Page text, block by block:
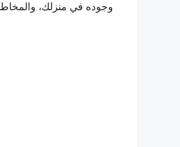
وجوده في منزلك،